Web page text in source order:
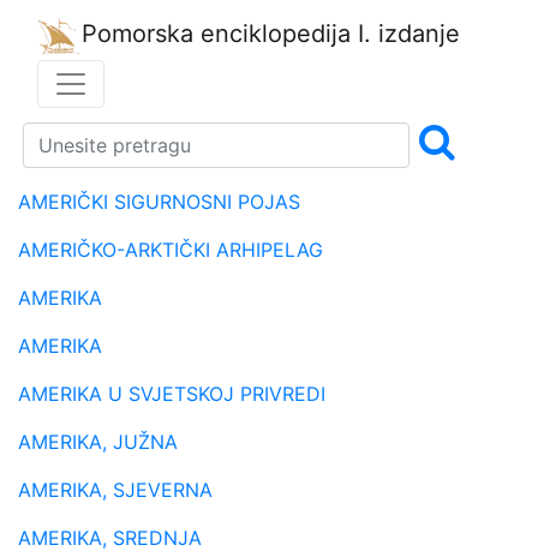
Pomorska enciklopedija I. izdanje
AMERIČKI SIGURNOSNI POJAS
AMERIČKO-ARKTIČKI ARHIPELAG
AMERIKA
AMERIKA
AMERIKA U SVJETSKOJ PRIVREDI
AMERIKA, JUŽNA
AMERIKA, SJEVERNA
AMERIKA, SREDNJA